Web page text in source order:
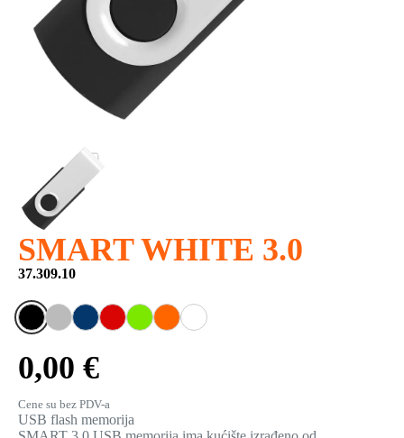
SMART WHITE 3.0
37.309.10
0,00 €
Cene su bez PDV-a
USB flash memorija